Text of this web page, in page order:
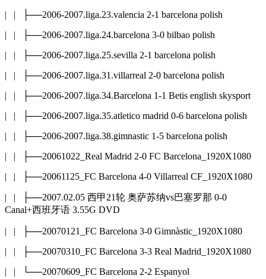
| | ├──2006-2007.liga.23.valencia 2-1 barcelona polish
| | ├──2006-2007.liga.24.barcelona 3-0 bilbao polish
| | ├──2006-2007.liga.25.sevilla 2-1 barcelona polish
| | ├──2006-2007.liga.31.villarreal 2-0 barcelona polish
| | ├──2006-2007.liga.34.Barcelona 1-1 Betis english skysport
| | ├──2006-2007.liga.35.atletico madrid 0-6 barcelona polish
| | ├──2006-2007.liga.38.gimnastic 1-5 barcelona polish
| | ├──20061022_Real Madrid 2-0 FC Barcelona_1920X1080
| | ├──20061125_FC Barcelona 4-0 Villarreal CF_1920X1080
| | ├──2007.02.05 西甲21轮 奥萨苏纳vs巴塞罗那 0-0
Canal+西班牙语 3.55G DVD
| | ├──20070121_FC Barcelona 3-0 Gimnàstic_1920X1080
| | ├──20070310_FC Barcelona 3-3 Real Madrid_1920X1080
| | └──20070609_FC Barcelona 2-2 Espanyol